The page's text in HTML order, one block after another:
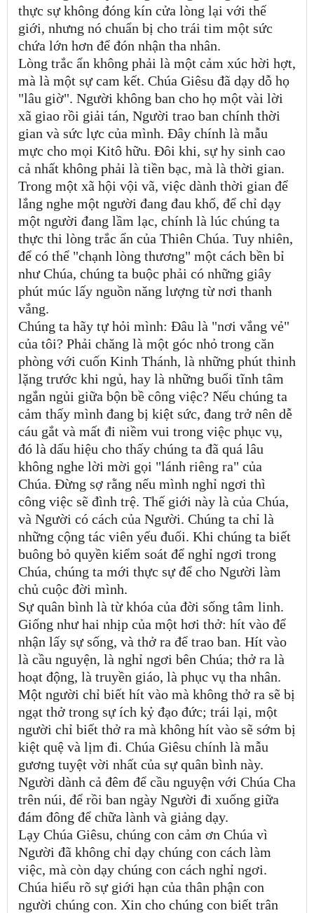
thực sự không đóng kín cửa lòng lại với thế
giới, nhưng nó chuẩn bị cho trái tim một sức
chứa lớn hơn để đón nhận tha nhân.
Lòng trắc ẩn không phải là một cảm xúc hời hợt,
mà là một sự cam kết. Chúa Giêsu đã dạy dỗ họ
"lâu giờ". Người không ban cho họ một vài lời
xã giao rồi giải tán, Người trao ban chính thời
gian và sức lực của mình. Đây chính là mẫu
mực cho mọi Kitô hữu. Đôi khi, sự hy sinh cao
cả nhất không phải là tiền bạc, mà là thời gian.
Trong một xã hội vội vã, việc dành thời gian để
lắng nghe một người đang đau khổ, để chỉ dạy
một người đang lầm lạc, chính là lúc chúng ta
thực thi lòng trắc ẩn của Thiên Chúa. Tuy nhiên,
để có thể "chạnh lòng thương" một cách bền bỉ
như Chúa, chúng ta buộc phải có những giây
phút múc lấy nguồn năng lượng từ nơi thanh
vắng.
Chúng ta hãy tự hỏi mình: Đâu là "nơi vắng vẻ"
của tôi? Phải chăng là một góc nhỏ trong căn
phòng với cuốn Kinh Thánh, là những phút thinh
lặng trước khi ngủ, hay là những buổi tĩnh tâm
ngắn ngủi giữa bộn bề công việc? Nếu chúng ta
cảm thấy mình đang bị kiệt sức, đang trở nên dễ
cáu gắt và mất đi niềm vui trong việc phục vụ,
đó là dấu hiệu cho thấy chúng ta đã quá lâu
không nghe lời mời gọi "lánh riêng ra" của
Chúa. Đừng sợ rằng nếu mình nghỉ ngơi thì
công việc sẽ đình trệ. Thế giới này là của Chúa,
và Người có cách của Người. Chúng ta chỉ là
những cộng tác viên yếu đuối. Khi chúng ta biết
buông bỏ quyền kiểm soát để nghỉ ngơi trong
Chúa, chúng ta mới thực sự để cho Người làm
chủ cuộc đời mình.
Sự quân bình là từ khóa của đời sống tâm linh.
Giống như hai nhịp của một hơi thở: hít vào để
nhận lấy sự sống, và thở ra để trao ban. Hít vào
là cầu nguyện, là nghỉ ngơi bên Chúa; thở ra là
hoạt động, là truyền giáo, là phục vụ tha nhân.
Một người chỉ biết hít vào mà không thở ra sẽ bị
ngạt thở trong sự ích kỷ đạo đức; trái lại, một
người chỉ biết thở ra mà không hít vào sẽ sớm bị
kiệt quệ và lịm đi. Chúa Giêsu chính là mẫu
gương tuyệt vời nhất của sự quân bình này.
Người dành cả đêm để cầu nguyện với Chúa Cha
trên núi, để rồi ban ngày Người đi xuống giữa
đám đông để chữa lành và giảng dạy.
Lạy Chúa Giêsu, chúng con cảm ơn Chúa vì
Người đã không chỉ dạy chúng con cách làm
việc, mà còn dạy chúng con cách nghỉ ngơi.
Chúa hiểu rõ sự giới hạn của thân phận con
người chúng con. Xin cho chúng con biết trân